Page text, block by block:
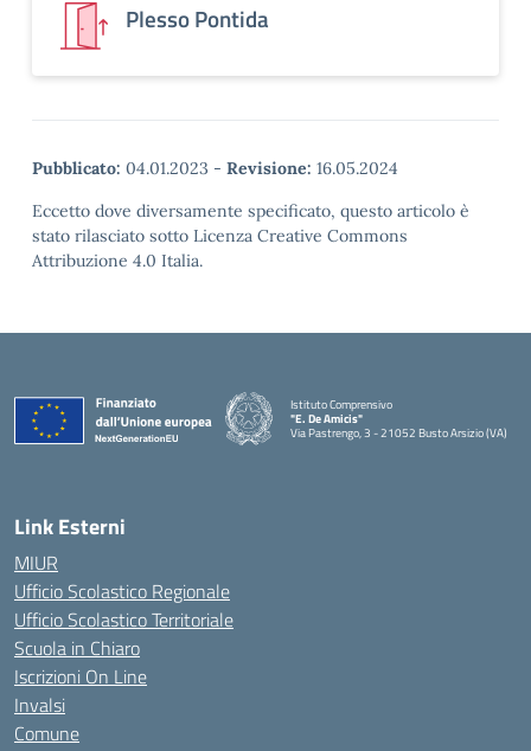
Plesso Pontida
Pubblicato: 04.01.2023 - Revisione: 16.05.2024
Eccetto dove diversamente specificato, questo articolo è
stato rilasciato sotto Licenza Creative Commons
Attribuzione 4.0 Italia.
Istituto Comprensivo
"E. De Amicis"
Via Pastrengo, 3 - 21052 Busto Arsizio (VA)
Link Esterni
MIUR
Ufficio Scolastico Regionale
Ufficio Scolastico Territoriale
Scuola in Chiaro
Iscrizioni On Line
Invalsi
Comune